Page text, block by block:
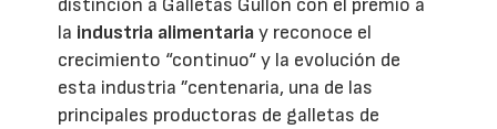
distinción a Galletas Gullón con el premio a
la industria alimentariay reconoce el
crecimiento “continuo“ y la evolución de
esta industria ”centenaria, una de las
principales productoras de galletas de